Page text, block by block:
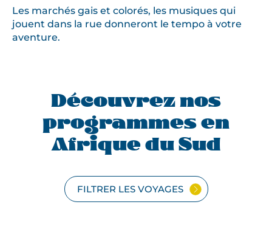
Les marchés gais et colorés, les musiques qui
jouent dans la rue donneront le tempo à votre
aventure.
Découvrez nos
programmes en
Afrique du Sud
FILTRER LES VOYAGES